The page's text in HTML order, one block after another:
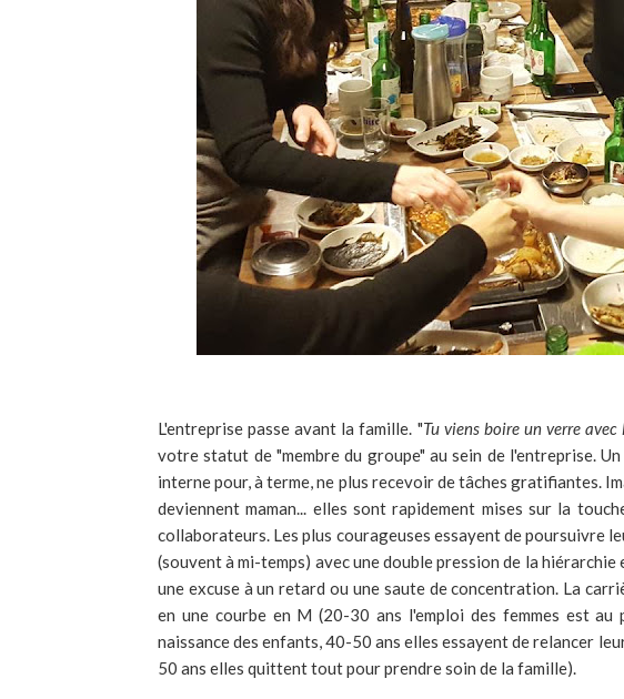
L'entreprise passe avant la famille. "Tu viens boire un verre avec
votre statut de "membre du groupe" au sein de l'entreprise. Un
interne pour, à terme, ne plus recevoir de tâches gratifiantes.
deviennent maman... elles sont rapidement mises sur la
collaborateurs. Les plus courageuses essayent de poursuivre
(souvent à mi-temps) avec une double pression de la
une excuse à un retard ou une saute de concentration. La
en une courbe en M (20-30 ans l'emploi des femmes est
naissance des enfants, 40-50 ans elles essayent de relancer
50 ans elles quittent tout pour prendre soin de la famille).